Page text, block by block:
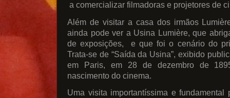
a comercializar filmadoras e projetores de
Além de visitar a casa dos irmãos
ainda pode ver a Usina Lumière, que
de exposições, e que foi o cenário do
Trata-se de “Saída da Usina”, exibido
em Paris, em 28 de dezembro de
nascimento do cinema.
Uma visita importantíssima e